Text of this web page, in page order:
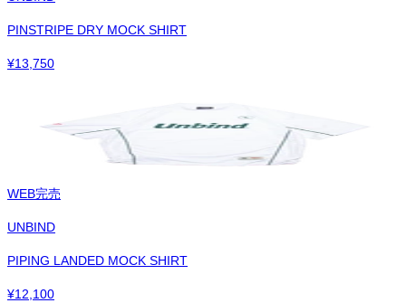
PINSTRIPE DRY MOCK SHIRT
¥13,750
WEB完売
UNBIND
PIPING LANDED MOCK SHIRT
¥12,100